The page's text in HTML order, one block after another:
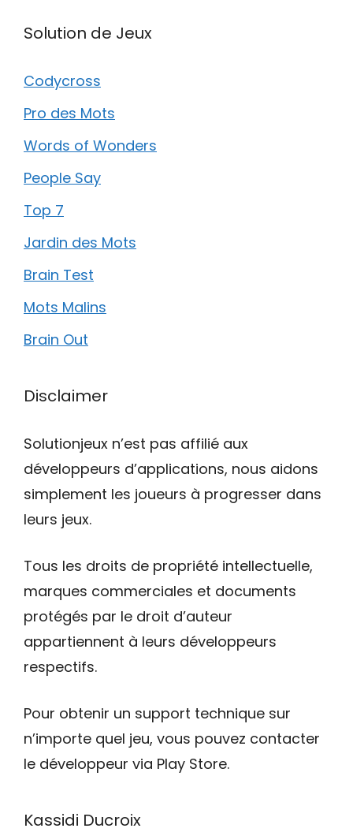
Solution de Jeux
Codycross
Pro des Mots
Words of Wonders
People Say
Top 7
Jardin des Mots
Brain Test
Mots Malins
Brain Out
Disclaimer
Solutionjeux n’est pas affilié aux
développeurs d’applications, nous aidons
simplement les joueurs à progresser dans
leurs jeux.
Tous les droits de propriété intellectuelle,
marques commerciales et documents
protégés par le droit d’auteur
appartiennent à leurs développeurs
respectifs.
Pour obtenir un support technique sur
n’importe quel jeu, vous pouvez contacter
le développeur via Play Store.
Kassidi Ducroix